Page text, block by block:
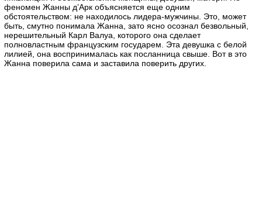
феномен Жанны д’Арк объясняется еще одним
обстоятельством: не находилось лидера-мужчины. Это, может
быть, смутно понимала Жанна, зато ясно осознал безвольный,
нерешительный Карл Валуа, которого она сделает
полновластным французским государем. Эта девушка с белой
лилией, она воспринималась как посланница свыше. Вот в это
Жанна поверила сама и заставила поверить других.